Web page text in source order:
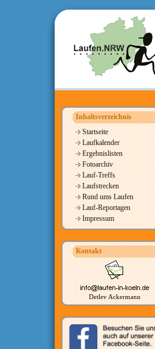
Inhaltsverzeichnis
Startseite
Laufkalender
Ergebnislisten
Fotoarchiv
Lauf-Treffs
Laufstrecken
Rund ums Laufen
Lauf-Reportagen
Impressum
Kontakt
Detlev Ackermann